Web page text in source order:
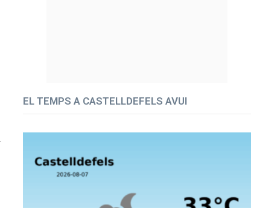
EL TEMPS A CASTELLDEFELS AVUI